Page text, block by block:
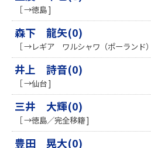
［ →徳島 ]
森下 龍矢(0)
［ →レギア ワルシャワ（ポーランド
井上 詩音(0)
［ →仙台 ]
三井 大輝(0)
［ →徳島／完全移籍 ]
豊田 晃大(0)